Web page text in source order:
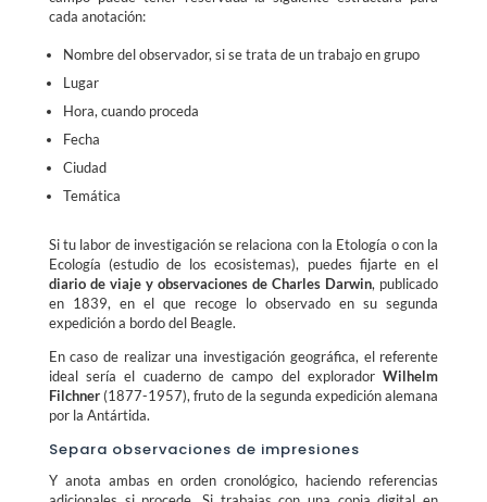
cada anotación:
Nombre del observador, si se trata de un trabajo en grupo
Lugar
Hora, cuando proceda
Fecha
Ciudad
Temática
Si tu labor de investigación se relaciona con la Etología o con la
Ecología (estudio de los ecosistemas), puedes fijarte en el
diario de viaje y observaciones de Charles Darwin, publicado
en 1839, en el que recoge lo observado en su segunda
expedición a bordo del Beagle.
En caso de realizar una investigación geográfica, el referente
ideal sería el cuaderno de campo del exploradorWilhelm
Filchner (1877-1957), fruto de la segunda expedición alemana
por la Antártida.
Separa observaciones de impresiones
Y anota ambas en orden cronológico, haciendo referencias